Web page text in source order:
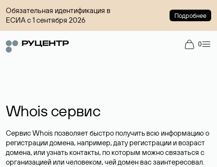
Обязательная идентификация в
ЕСИА с 1 сентября 2026
Подробнее
0
Whois сервис
Сервис Whois позволяет быстро получить всю информацию о
регистрации домена, например, дату регистрации и возраст
домена, или узнать контакты, по которым можно связаться с
организацией или человеком, чей домен вас заинтересовал.